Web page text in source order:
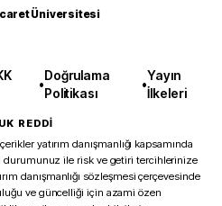
Üniversitesi
•
Doğrulama
Politikası
•
Yayın
İlkeleri
REDDİ
yatırım danışmanlığı kapsamında
durumunuz ile risk ve getiri tercihlerinize
danışmanlığı sözleşmesi çerçevesinde
ve güncelliği için azami özen